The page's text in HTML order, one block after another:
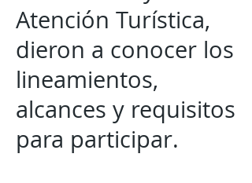
Atención Turística,
dieron a conocer los
lineamientos,
alcances y requisitos
para participar.